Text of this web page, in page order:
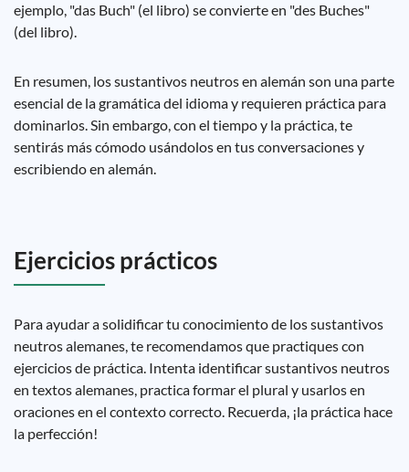
ejemplo, "das Buch" (el libro) se convierte en "des Buches"
(del libro).
En resumen, los sustantivos neutros en alemán son una parte
esencial de la gramática del idioma y requieren práctica para
dominarlos. Sin embargo, con el tiempo y la práctica, te
sentirás más cómodo usándolos en tus conversaciones y
escribiendo en alemán.
Ejercicios prácticos
Para ayudar a solidificar tu conocimiento de los sustantivos
neutros alemanes, te recomendamos que practiques con
ejercicios de práctica. Intenta identificar sustantivos neutros
en textos alemanes, practica formar el plural y usarlos en
oraciones en el contexto correcto. Recuerda, ¡la práctica hace
la perfección!